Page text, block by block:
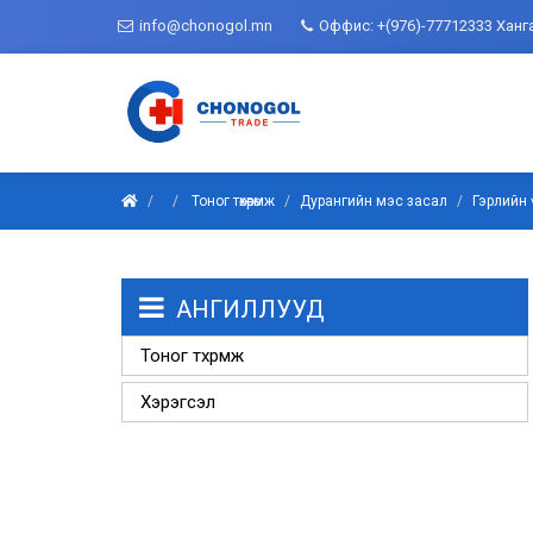
info@chonogol.mn Оффис: +(976)-77712333
Тоног төхөөрөмж Дурангийн мэс засал Гэрлийн
АНГИЛЛУУД
Тоног төхөөрөмж
Хэрэгсэл